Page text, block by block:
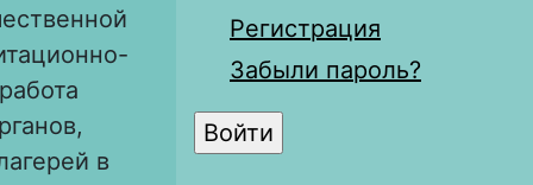
в
Регистрация
Забыли пароль?